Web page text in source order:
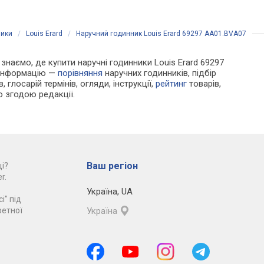
/ Louis Erard / Наручний годинник Louis Erard 69297 AA01.BVA07
де купити наручні годинники Louis Erard 69297
—порівняння наручних годинників, підбір
термінів, огляди, інструкції,рейтинг товарів,
згодою редакції.
під
Ваш регіон
Україна, UA
Україна